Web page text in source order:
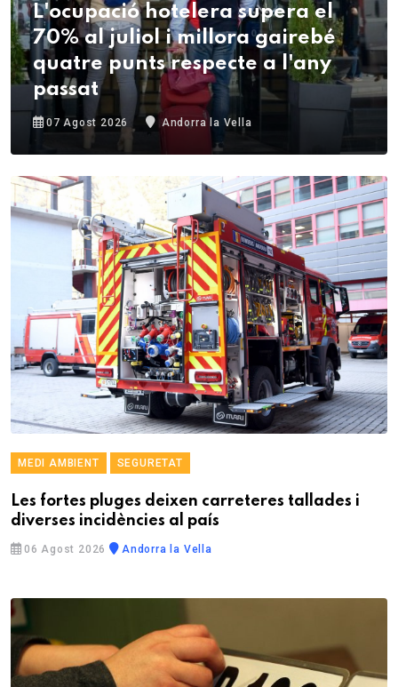
L'ocupació hotelera supera el
70% al juliol i millora gairebé
quatre punts respecte a l'any
passat
07 Agost 2026 Andorra la Vella
MEDI AMBIENT SEGURETAT
Les fortes pluges deixen carreteres tallades i
diverses incidències al país
06 Agost 2026 Andorra la Vella